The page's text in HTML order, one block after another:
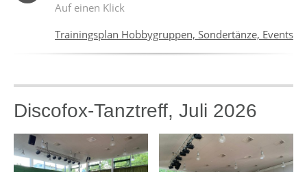
Auf einen Klick
Trainingsplan Hobbygruppen, Sondertänze, Events
Discofox-Tanztreff, Juli 2026